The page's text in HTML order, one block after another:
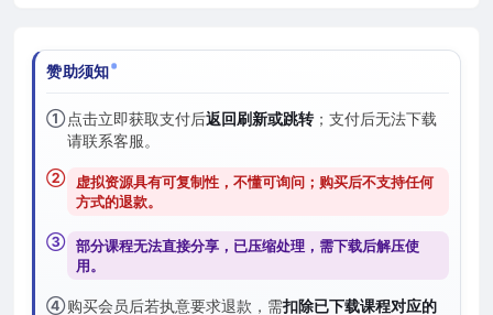
赞助须知
①点击立即获取支付后返回刷新或跳转；支付后无法下载
请联系客服。
② 虚拟资源具有可复制性，不懂可询问；购买后不支持任何
方式的退款。
③ 部分课程无法直接分享，已压缩处理，需下载后解压使
用。
④购买会员后若执意要求退款，需扣除已下载课程对应的